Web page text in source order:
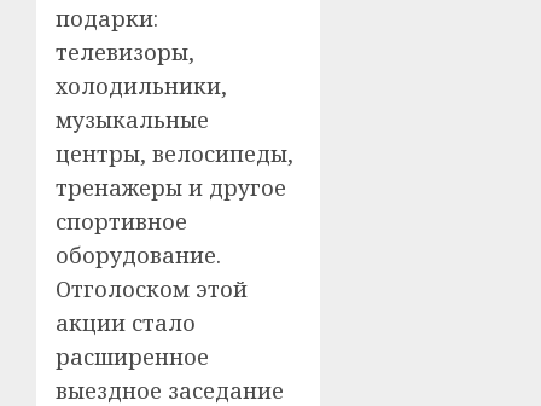
подарки:
телевизоры,
холодильники,
музыкальные
центры, велосипеды,
тренажеры и другое
спортивное
оборудование.
Отголоском этой
акции стало
расширенное
выездное заседание